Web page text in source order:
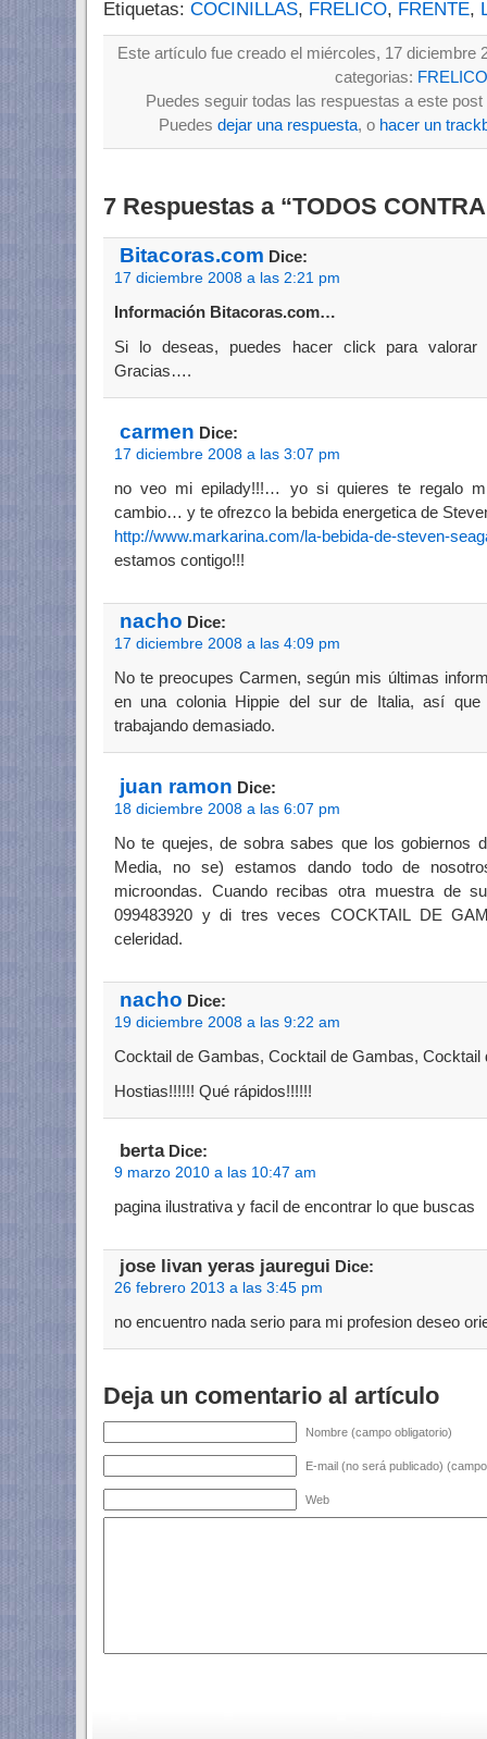
Etiquetas: COCINILLAS, FRELICO, FRENTE,
Este artículo fue creado el miércoles, 17 diciembre
categorias: FRELICO
Puedes seguir todas las respuestas a este
Puedes dejar una respuesta, o hacer un
7 Respuestas a “TODOS
Bitacoras.com Dice:
17 diciembre 2008 a las 2:21 pm
Información Bitacoras.com…
Si lo deseas, puedes hacer click para valorar
Gracias….
carmen Dice:
17 diciembre 2008 a las 3:07 pm
no veo mi epilady!!!… yo si quieres te regalo
cambio… y te ofrezco la bebida energetica de
http://www.markarina.com/la-bebida-de-steven-
estamos contigo!!!
nacho Dice:
17 diciembre 2008 a las 4:09 pm
No te preocupes Carmen, según mis últimas
en una colonia Hippie del sur de Italia, así
trabajando demasiado.
juan ramon Dice:
18 diciembre 2008 a las 6:07 pm
No te quejes, de sobra sabes que los gobiernos
Media, no se) estamos dando todo de
microondas. Cuando recibas otra muestra de
099483920 y di tres veces COCKTAIL DE
celeridad.
nacho Dice:
19 diciembre 2008 a las 9:22 am
Cocktail de Gambas, Cocktail de Gambas, Cocktail
Hostias!!!!!! Qué rápidos!!!!!!
bertaDice:
9 marzo 2010 a las 10:47 am
pagina ilustrativa y facil de encontrar lo que buscas
jose livan yeras jauregui Dice:
26 febrero 2013 a las 3:45 pm
no encuentro nada serio para mi profesion deseo
Deja un comentario al artículo
Nombre (campo obligatorio)
E-mail (no será publicado)
Web